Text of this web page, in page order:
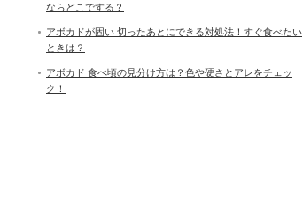
ならどこでする？
アボカドが固い 切ったあとにできる対処法！すぐ食べたい
ときは？
アボカド 食べ頃の見分け方は？色や硬さとアレをチェッ
ク！